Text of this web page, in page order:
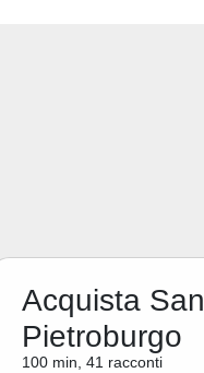
Acquista San
Pietroburgo
100 min, 41 racconti